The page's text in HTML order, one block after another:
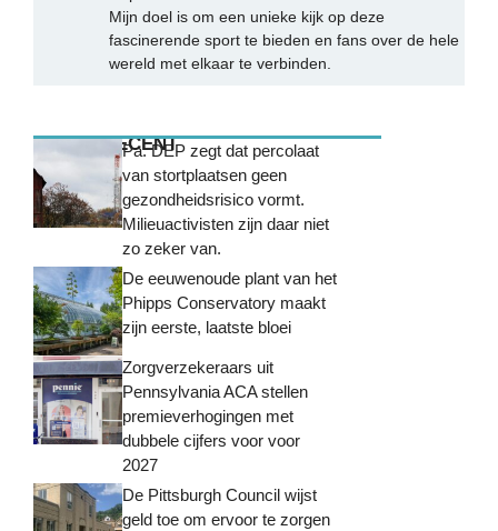
Mijn doel is om een unieke kijk op deze
fascinerende sport te bieden en fans over de hele
wereld met elkaar te verbinden.
MEEST RECENTPa. DEP zegt dat percolaat
van stortplaatsen geen
gezondheidsrisico vormt.
Milieuactivisten zijn daar niet
zo zeker van.
De eeuwenoude plant van het
Phipps Conservatory maakt
zijn eerste, laatste bloei
Zorgverzekeraars uit
Pennsylvania ACA stellen
premieverhogingen met
dubbele cijfers voor voor
2027
De Pittsburgh Council wijst
geld toe om ervoor te zorgen